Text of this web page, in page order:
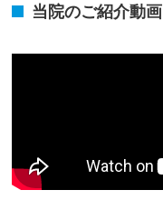
当院のご紹介動画